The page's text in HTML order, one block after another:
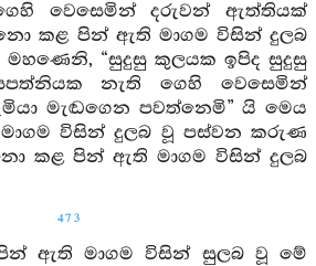
වෙසෙමින් දරුවන් ඇත්තියක්
කළ පින් ඇති මාගම විසින් දුලබ
“සුදුසු කුලයක ඉපිද සුදුසු
නැති ගෙහි වෙසෙමින්
මැඬගෙන පවත්නෙමි” යි මෙය
විසින් දුලබ වූ පස්වන කරුණ
කළ පින් ඇති මාගම විසින් දුලබ
473
ඇති මාගම විසින් සුලබ වූ මේ